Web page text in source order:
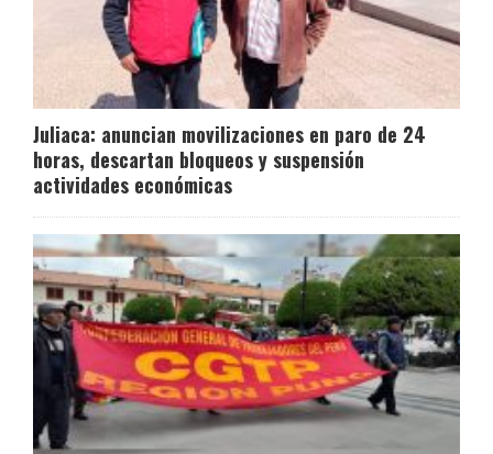
Juliaca: anuncian movilizaciones en paro de 24
horas, descartan bloqueos y suspensión
actividades económicas